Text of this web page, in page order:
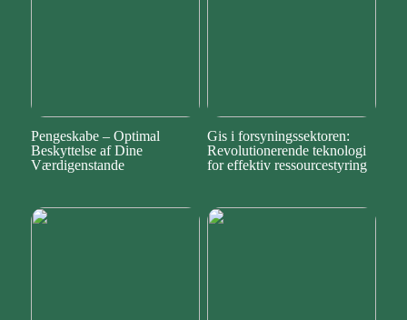
Pengeskabe – Optimal
Beskyttelse af Dine
Værdigenstande
Gis i forsyningssektoren:
Revolutionerende teknologi
for effektiv ressourcestyring